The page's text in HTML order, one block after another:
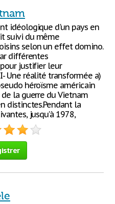
idéologique d'un pays en
suivi du même
selon un effet domino.
différentes
justifier leur
Une réalité transformée a)
héroïsme américain
la guerre du Vietnam
distinctes.Pendant la
jusqu’à 1978,